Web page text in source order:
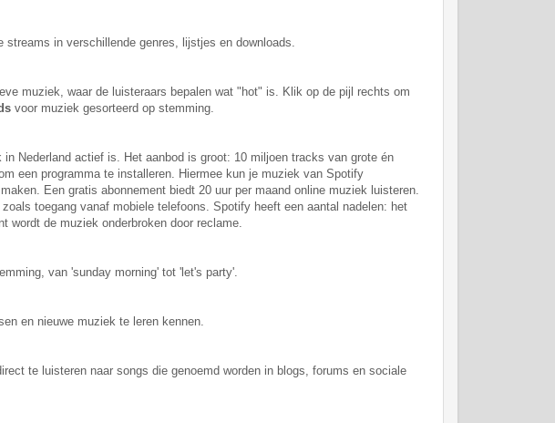
in verschillende genres, lijstjes en downloads.
muziek, waar de luisteraars bepalen wat "hot" is. Klik op de pijl rechts om
voor muziek gesorteerd op stemming.
Nederland actief is. Het aanbod is groot: 10 miljoen tracks van grote én
een programma te installeren. Hiermee kun je muziek van Spotify
Een gratis abonnement biedt 20 uur per maand online muziek luisteren.
toegang vanaf mobiele telefoons. Spotify heeft een aantal nadelen: het
wordt de muziek onderbroken door reclame.
van 'sunday morning' tot 'let's party'.
en nieuwe muziek te leren kennen.
te luisteren naar songs die genoemd worden in blogs, forums en sociale